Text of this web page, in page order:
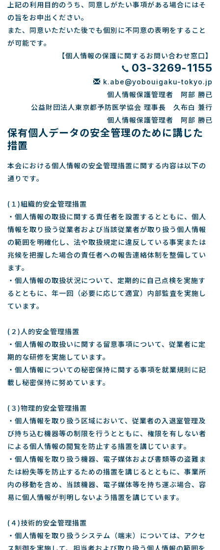
上記の利用目的のうち、同意しがたい事項がある場合にはそ
の旨をお申出ください。
また、同意いただいた後でも個別に不同意の表明をすること
が可能です。
【個人情報の保護に関するお問い合わせ窓口】
03-3269-1155
k.abe@yobouigaku-tokyo.jp
個人情報保護管理者 阿部 勝已
公益財団法人東京都予防医学協会 理事長 久布白 兼行
個人情報保護管理者 阿部 勝已
保有個人データの安全管理のために講じた
措置
本会における個人情報の安全管理措置に関する内容は以下の
通りです。
(１)組織的安全管理措置
・個人情報の取扱に関する責任者を設置するとともに、個人
情報を取り扱う従業者および当該従業者が取り扱う個人情報
の範囲を明確化し、法や取扱規定に違反している事実または
兆候を把握した場合の責任者への報告連絡体制を整備してい
ます。
・個人情報の取扱状況について、定期的に自己点検を実施す
るとともに、年一回（必要に応じて適宜）内部監査を実施し
ています。
(２)人的安全管理措置
・個人情報の取扱いに関する留意事項について、従業者に定
期的な研修を実施しています。
・個人情報についての秘密保持に関する事項を就業規則に記
載し秘密保持に努めています。
(３)物理的安全管理措置
・個人情報を取り扱う区域において、従業者の入退室管理及
び持ち込む機器等の制限を行うとともに、権限を有しない者
による個人情報の閲覧を防止する措置を講じています。
・個人情報を取り扱う機器、電子媒体および書類等の盗難ま
たは紛失等を防止するための措置を講じるとともに、事業所
内の移動を含め、当該機器、電子媒体等を持ち運ぶ場合、容
易に個人情報が判明しないよう措置を講じています。
(４)技術的安全管理措置
・個人情報を取り扱うシステム（端末）については、アクセ
ス制御を実施して、担当者および取り扱う個人情報の範囲を